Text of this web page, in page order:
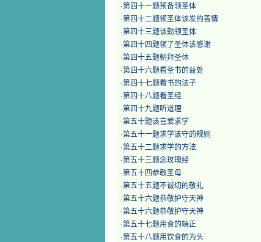
·第四十一题预备领圣体
·第四十二题领圣体该发的善情
·第四十三题该勤领圣体
·第四十四题领了圣体该感谢
·第四十五题朝拜圣体
·第四十六题看圣书的益处
·第四十七题看书的法子
·第四十八题看圣经
·第四十九题听道理
·第五十题该喜爱求学
·第五十一题求学该守的规则
·第五十二题求学的方法
·第五十三题念玫瑰经
·第五十四恭敬圣母
·第五十五题不诚切的敬礼
·第五十六题恭敬护守天神
·第五十六题恭敬护守天神
·第五十七题用食的端正
·第五十八题用饮食的为头